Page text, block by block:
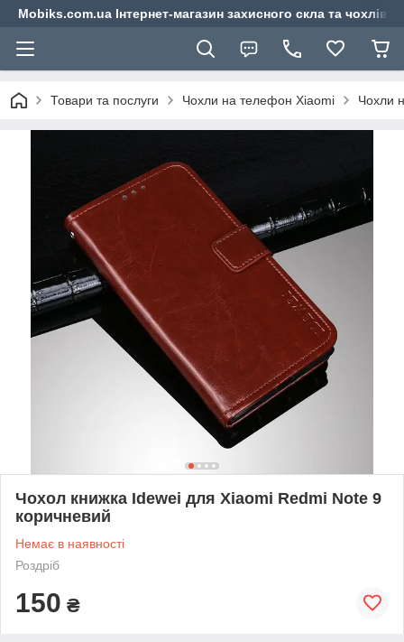
Mobiks.com.ua Інтернет-магазин захисного скла та чохлів
Товари та послуги Чохли на телефон Xiaomi Чохли
Чохол книжка Idewei для Xiaomi Redmi Note 9
коричневий
Немає в наявності
Роздріб
150 ₴